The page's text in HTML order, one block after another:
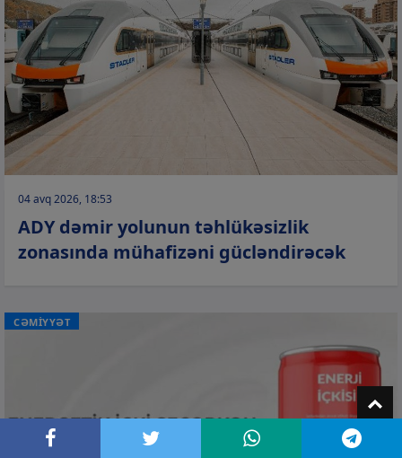
04 avq 2026, 18:53
ADY dəmir yolunun təhlükəsizlik
zonasında mühafizəni gücləndirəcək
CƏMİYYƏT